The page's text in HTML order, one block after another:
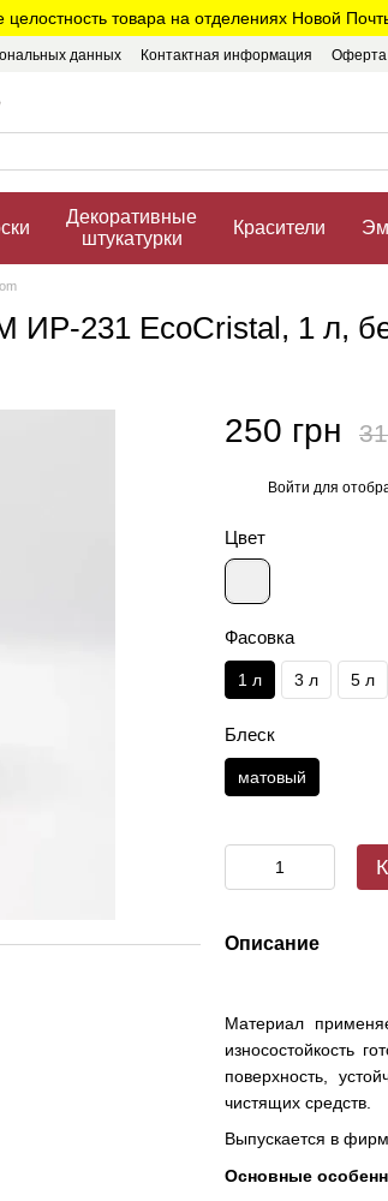
целостность товара на отделениях Новой
данных Контактная информация Оферта
Декоративные
штукатурки
Красители
ИР-231 EcoCristal, 1 л,
250 грн
Войти для
Цвет
Фасовка
1 л 3 л 5 л
Блеск
матовый
Описание
Материал
износостойкость
поверхность,
чистящих средств.
Выпускается в
Основные